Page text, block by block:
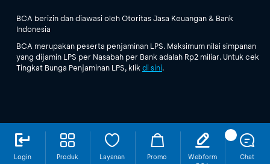
Login Produk Layanan Promo
Webform
Chat
BCA berizin dan diawasi oleh Otoritas Jasa Keuangan & Bank
Indonesia
BCA merupakan peserta penjaminan LPS. Maksimum nilai simpanan
yang dijamin LPS per Nasabah per Bank adalah Rp2 miliar. Untuk cek
Tingkat Bunga Penjaminan LPS, klik di sini.